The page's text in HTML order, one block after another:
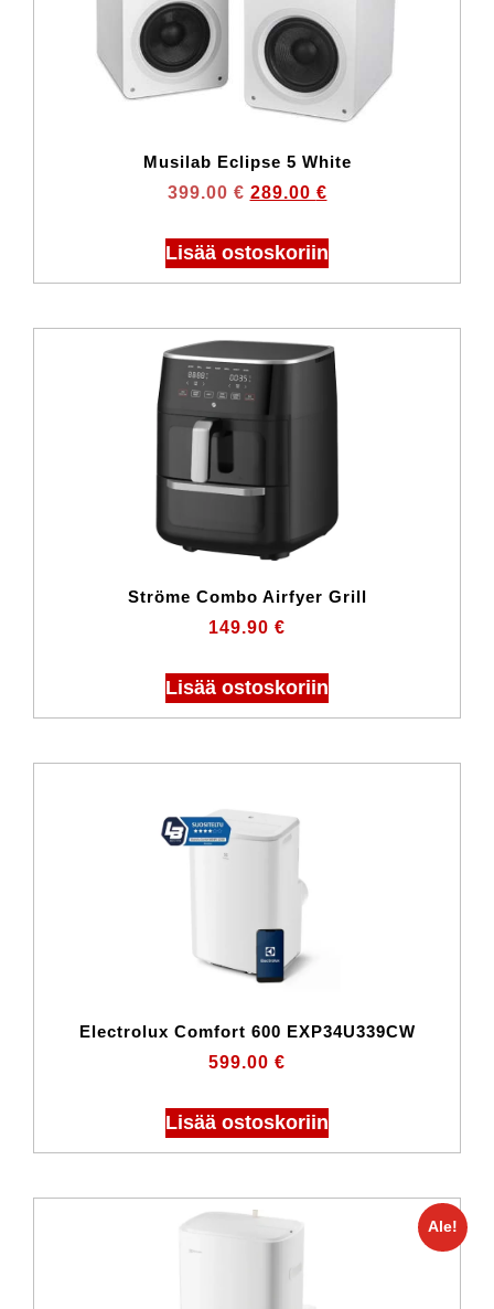
Musilab Eclipse 5 White
399.00 € 289.00 €
Lisää ostoskoriin
Ströme Combo Airfyer Grill
149.90 €
Lisää ostoskoriin
Electrolux Comfort 600 EXP34U339CW
599.00 €
Lisää ostoskoriin
Ale!